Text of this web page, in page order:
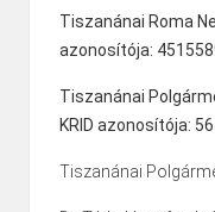
Tiszanánai Roma
azonosítója:
Tiszanánai
KRID azonosítója:
Tiszanánai